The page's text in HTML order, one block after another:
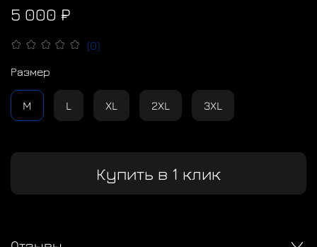
(0)
5 000 ₽
Купить в 1 клик
Размер
M L XL 2XL 3XL